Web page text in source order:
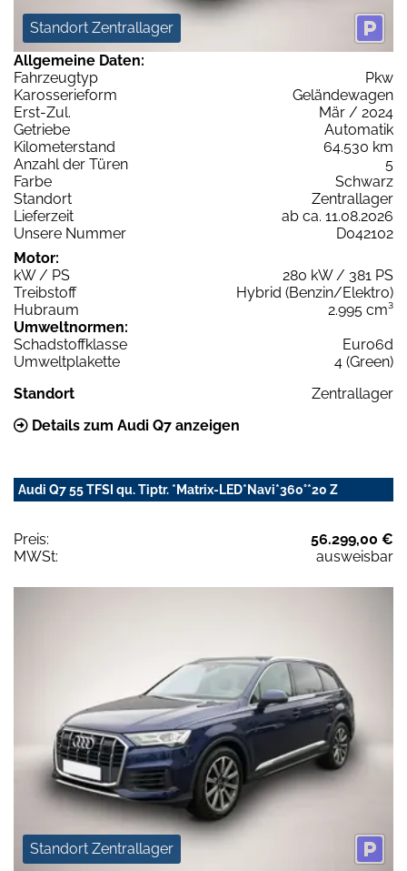
Standort Zentrallager
Allgemeine Daten:
Fahrzeugtyp
Pkw
Karosserieform
Geländewagen
Erst-Zul.
Mär / 2024
Getriebe
Automatik
Kilometerstand
64.530 km
Anzahl der Türen
5
Farbe
Schwarz
Standort
Zentrallager
Lieferzeit
ab ca. 11.08.2026
Unsere Nummer
D042102
Motor:
kW / PS
280 kW / 381 PS
Treibstoff
Hybrid (Benzin/Elektro)
Hubraum
2.995 cm³
Umweltnormen:
Schadstoffklasse
Euro6d
Umweltplakette
4 (Green)
Standort
Zentrallager
Details zum Audi Q7 anzeigen
Audi Q7 55 TFSI qu. Tiptr. *Matrix-LED*Navi*360°*20 Z
Preis:
56.299,00 €
MWSt:
ausweisbar
Standort Zentrallager